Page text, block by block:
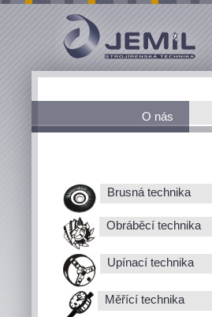
O nás
Brusná technika
Obráběcí technika
Upínací technika
Měřící technika